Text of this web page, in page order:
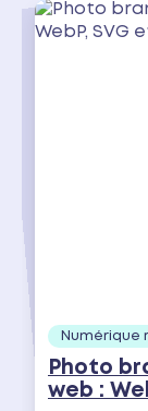
Numérique
Photo
web :